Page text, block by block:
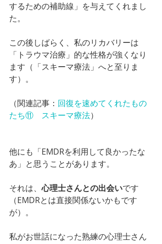
するための補助線」を与えてくれまし
た。
この後しばらく、私のリカバリーは
「トラウマ治療」的な性格が強くなり
ます（「スキーマ療法」へと至りま
す）。
（関連記事： 回復を速めてくれたもの
たち⑪　スキーマ療法）
他にも「EMDRを利用して良かったな
あ」と思うことがあります。
それは、心理士さんとの出会いです
（EMDRとは直接関係ないかもです
が）。
私がお世話になった熟練の心理士さん